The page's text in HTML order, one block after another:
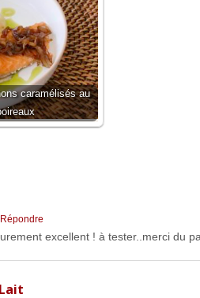
caramélisés au
Répondre
excellent ! à tester..merci du